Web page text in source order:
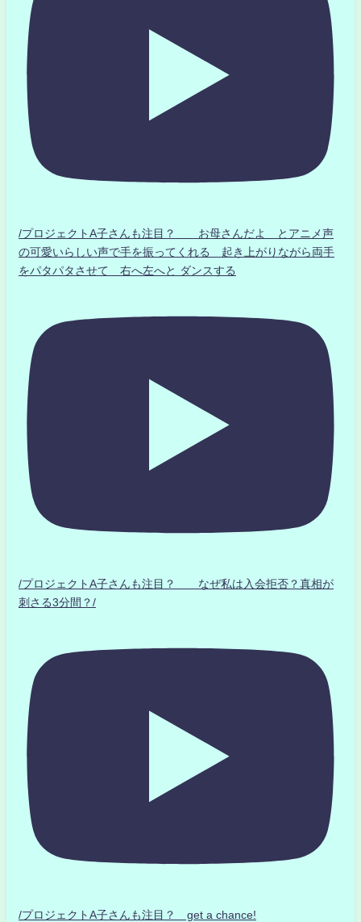
/プロジェクトA子さんも注目？ お母さんだよ とアニメ声
の可愛いらしい声で手を振ってくれる 起き上がりながら両手
をパタパタさせて 右へ左へと ダンスする
/プロジェクトA子さんも注目？ なぜ私は入会拒否？真相が
刺さる3分間？/
/プロジェクトA子さんも注目？ get a chance!